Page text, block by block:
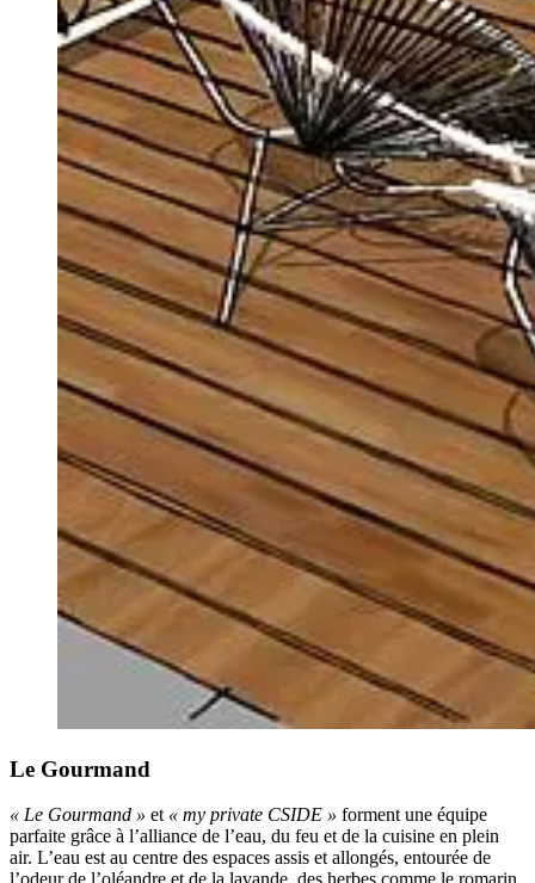
Le Gourmand
« Le Gourmand » et « my private CSIDE » forment une équipe
parfaite grâce à l’alliance de l’eau, du feu et de la cuisine en plein
air. L’eau est au centre des espaces assis et allongés, entourée de